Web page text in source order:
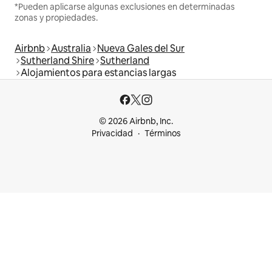
*Pueden aplicarse algunas exclusiones en determinadas
zonas y propiedades.
Airbnb Australia Nueva Gales del Sur
Sutherland Shire Sutherland
Alojamientos para estancias largas
© 2026 Airbnb, Inc.
Privacidad
Términos